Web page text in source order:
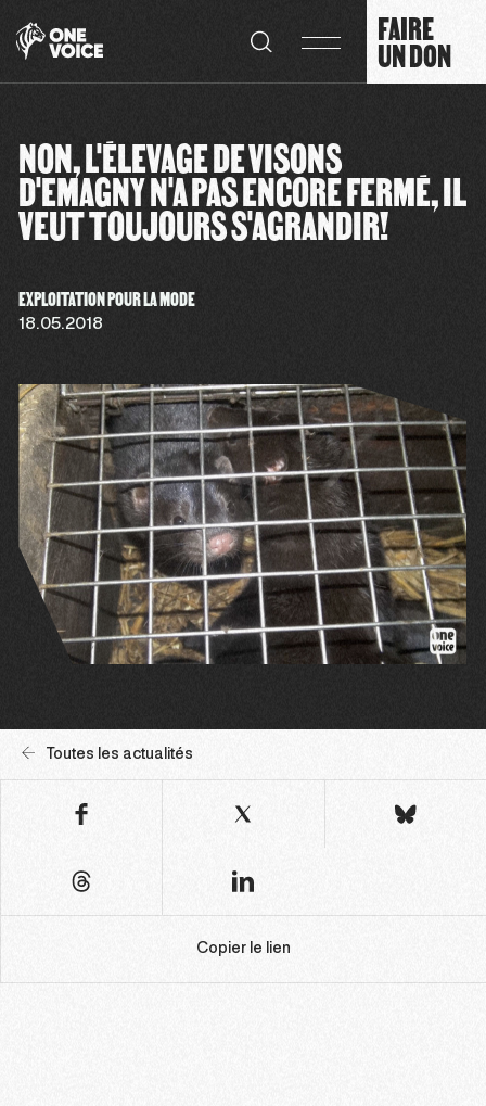
FAIRE
UN DON
NON, L'ÉLEVAGE DE VISONS
D'EMAGNY N'A PAS ENCORE FERMÉ, IL
VEUT TOUJOURS S'AGRANDIR!
EXPLOITATION POUR LA MODE
18.05.2018
Toutes les actualités
Copier le lien